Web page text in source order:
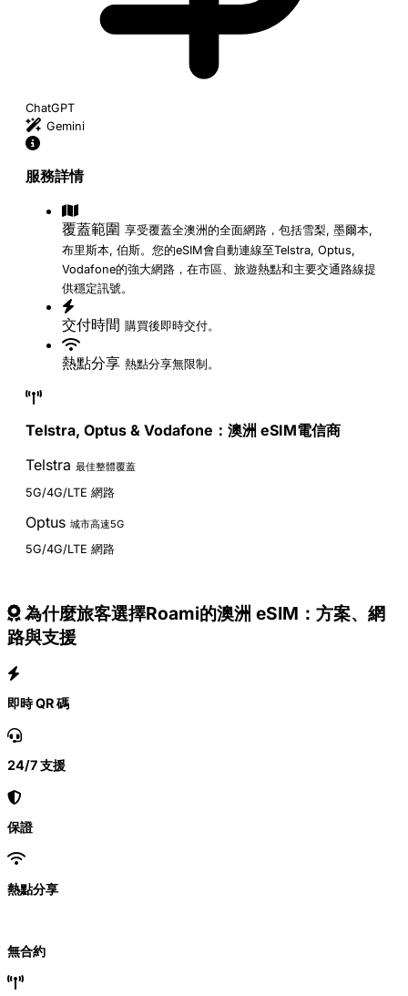
ChatGPT
Gemini
服務詳情
覆蓋範圍 享受覆蓋全澳洲的全面網路，包括雪梨, 墨爾本,
布里斯本, 伯斯。您的eSIM會自動連線至Telstra, Optus,
Vodafone的強大網路，在市區、旅遊熱點和主要交通路線提
供穩定訊號。
交付時間 購買後即時交付。
熱點分享 熱點分享無限制。
Telstra, Optus & Vodafone：澳洲 eSIM電信商
Telstra 最佳整體覆蓋
5G/4G/LTE 網路
Optus 城市高速5G
5G/4G/LTE 網路
為什麼旅客選擇Roami的澳洲 eSIM：方案、網
路與支援
即時 QR 碼
24/7 支援
保證
熱點分享
無合約